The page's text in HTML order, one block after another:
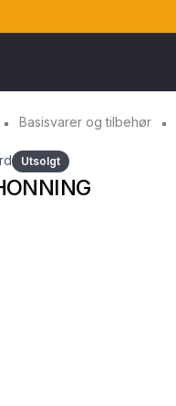
Basisvarer og tilbehør
Utsolgt